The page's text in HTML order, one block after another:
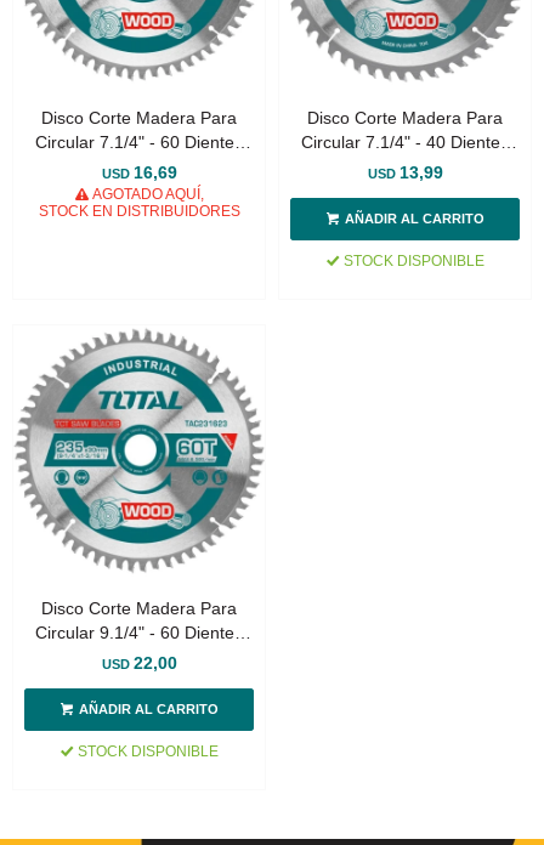
Disco Corte Madera Para
Circular 7.1/4" - 60 Dientes
(Eje 20mm)
USD 16,69
AGOTADO AQUÍ,
STOCK EN DISTRIBUIDORES
Disco Corte Madera Para
Circular 7.1/4" - 40 Dientes
(Eje 20mm)
USD 13,99
STOCK DISPONIBLE
Disco Corte Madera Para
Circular 9.1/4" - 60 Dientes
(Eje 30mm)
USD 22,00
STOCK DISPONIBLE